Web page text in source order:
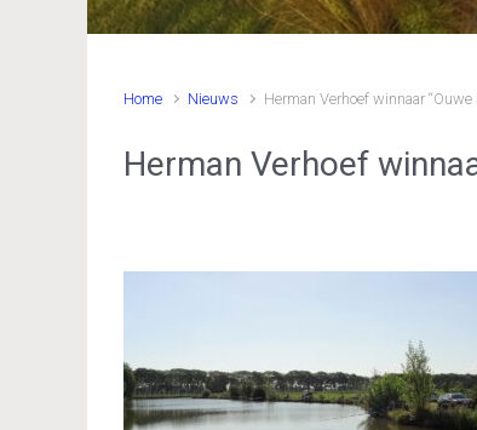
Home Nieuws Herman Verhoef winnaar “Ouwe
Herman Verhoef